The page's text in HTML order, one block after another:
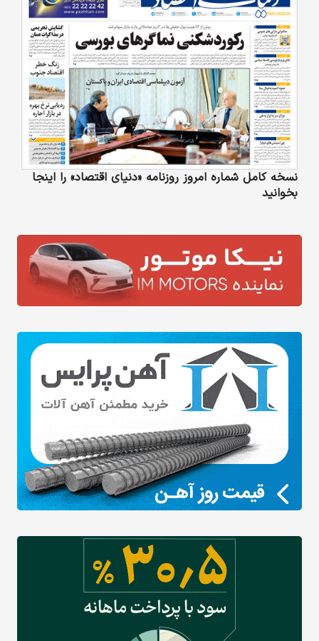
نسخه کامل شماره امروز روزنامه «دنیای‌ اقتصاد» را اینجا
بخوانید